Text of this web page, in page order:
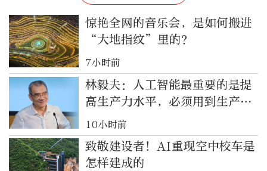
惊艳全网的音乐会，是如何搬进
“大地指纹”里的？
7小时前
林毅夫：人工智能最重要的是提
高生产力水平，必须用到生产、
社会各方面活动中
10小时前
致敬建设者！AI重现空中校车是
怎样建成的